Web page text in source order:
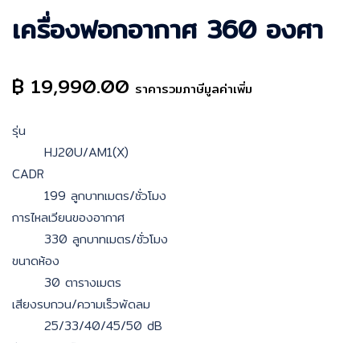
เครื่องฟอกอากาศ 360 องศา
฿ 19,990.00 ราคารวมภาษีมูลค่าเพิ่ม
รุ่น
HJ20U/AM1(X)
CADR
199 ลูกบาทเมตร/ชั่วโมง
การไหลเวียนของอากาศ
330 ลูกบาทเมตร/ชั่วโมง
ขนาดห้อง
30 ตารางเมตร
เสียงรบกวน/ความเร็วพัดลม
25/33/40/45/50 dB